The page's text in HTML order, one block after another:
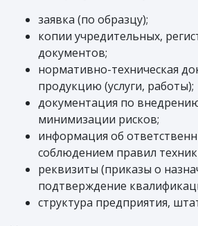
заявка (по образцу);
копии учредительных,
документов;
нормативно-техническая
продукцию (услуги, работы);
документация по
минимизации рисков;
информация об
соблюдением правил
реквизиты (приказы о
подтверждение
структура предприятия,